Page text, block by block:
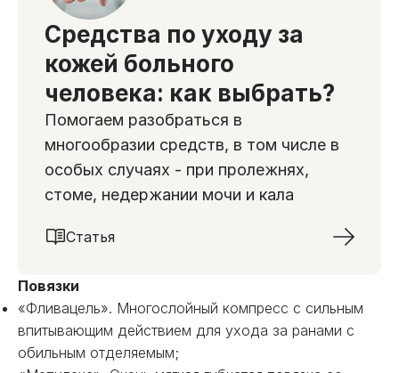
Средства по уходу за
кожей больного
человека: как выбрать?
Помогаем разобраться в
многообразии средств, в том числе в
особых случаях - при пролежнях,
стоме, недержании мочи и кала
Статья
Повязки
«Фливацель». Многослойный компресс с сильным
впитывающим действием для ухода за ранами с
обильным отделяемым;